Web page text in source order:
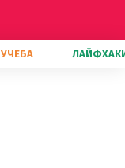
УЧЕБА